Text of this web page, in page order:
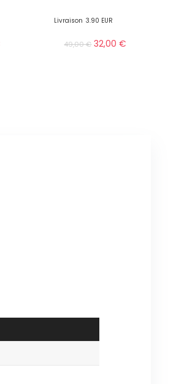
Livraison 3.90 EUR
49,00€ 32,00€